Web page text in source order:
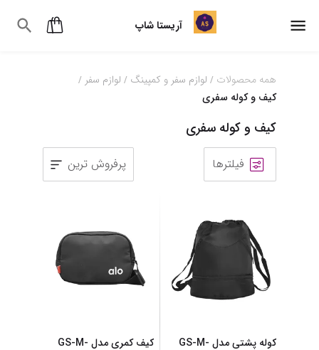
آریستا شاپ
همه محصولات / لوازم سفر و کمپینگ / لوازم سفر /
کیف و کوله سفری
کیف و کوله سفری
فیلترها پرفروش ترین
کوله پشتی مدل GS-M-
کیف کمری مدل GS-M-